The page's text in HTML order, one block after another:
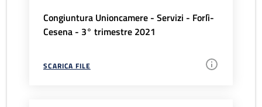
Congiuntura Unioncamere - Servizi - Forlì-
Cesena - 3° trimestre 2021
SCARICA FILE